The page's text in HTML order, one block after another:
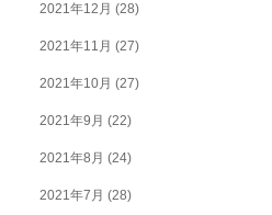
2021年12月 (28)
2021年11月 (27)
2021年10月 (27)
2021年9月 (22)
2021年8月 (24)
2021年7月 (28)